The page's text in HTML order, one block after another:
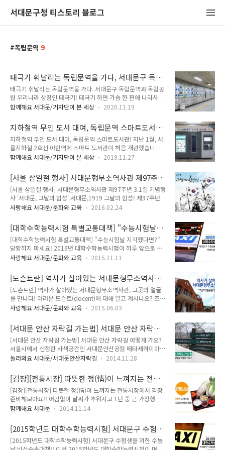
서대문구청 티스토리 블로그
독립문역 9
태극기 휘날리는 독립문역을 가다, 서대문구 독립
문역과 독립공원
태극기 휘날리는 독립문역을 가다. 서대문구 독립문역과 독립공
원 우리나라 상징인 태극기! 태극기 하면 가슴 한 편에 나라사랑
의 마음이 느껴져요. 나라에 기쁜 날이나 슬픈 날에 태극기를 게
수 있도록 해 놓은 지하철 3호선 독립문역이 있는데요. 독립문역
옆에 독립공원과 서대문 형무소 역사관이 있기 때문에 다른 지하
철역과 다르게 테마 있는 역으로 꾸며 놓았어요. ▲ 3호선 독립
문 역사 내 지난번 이곳을 다녀왔는데요. 독립문 역사 내 벽면에
태극기를 주제로 하여 태극기의 네 가지 색 푸른빛, 빨간빛, 흰
민족의 독립정신을 바탕으로 함양된 국민적 윤리감과 국가관을
통일의 의지로 표현하여 정거장의..
함께해요 서대문/기자단이 본 세상 2020.11.19
지하철역 무인 도서 대여, 독립문역 스마트도서
관!
지하철역 무인 도서 대여, 독립문역 스마트도서관! 지난 1월, 서
울지하철 2호선 아현역에 스마트 도서관이 처음 개관했습니다.
이후 3호선 홍제역에도 스마트 도서관이 추가로 개관했고, 최근
트 도서관'은 바쁜 현대인들이 지하철에서 쉽게 책을 빌리고 반
납할 수 있도록 무인으로 운영되는 도서관입니다.직접 책을 고르
고 미리 발급받은 회원증을 통해 도서를 빌리거나 반납을 할 수
있는데요. 무엇보다도 지하철 역사 내에 위치해 있어서 지하철이
운행하는 시간동안 자유롭게 책을 빌리고 반납할 수 있다는 점이
너무 좋겠죠?! :) 스마트 도서관은 도서를 구비해 놓고 직접 빌릴
책을 고를 수 있습니다. 인..
함께해요 서대문/기자단이 본 세상 2019.11.27
[서울 삼일절 행사] 서대문형무소역사관 제97주
년 3.1절 기념행사 '서대문, 1919 그날의 함성'
[서울 삼일절 행사] 서대문형무소역사관 제97주년 3.1절 기념행
사 '서대문, 그날의 함성' 서대문,1919 그날의 함성! 제97주년
3.1절을 맞이하여 우리나라 독립운동의 대표적인 현장인 서대문
으로 평화운동을 전개했던 선조들의 정신을 이어받아 그날의 아
픔과 감동을 생생하게 전달하는 3.1독립만세운동 거리행진과 대
동놀이가 펼쳐진답니다. 3월1일은 많은 분들과 함께 할 수 있도
록 서대문형무소역사관을 무료로 개방해요. 함께 해주실꺼죠? ::
서대문형무소역사관 제97주년 3.1절 기념행사 행 사 명 : 서대
장 소 : 서대문형무소역사관 주 최 : 서대문구도시관리공단 ..
사랑해요 서대문/문화와 교육 2016.02.24
[대학수학능력시험 특별교통대책] "수능시험날
지각했다면?" 당황하지 마세요!
[대학수학능력시험 특별교통대책] "수능시험날 지각했다면?"
당황하지 마세요! 2016년 대학수학능력시험이 하루 앞으로 다
가왔어요. 많이 떨리고 긴장되시죠. 수험생 여러분 편의를 돕기
을)버스를 집중 배치하고 관내 택시업체의 수험생 무료비상 수
송차량 지원하게 되었답니다. 서대문구 2016년 대학수학능력시
험 수험생 수송지원에 대해 TONG지기와 알아봐요! 수험생 무
료 비상수송차량○ 관내 운수업체 무료 비상수송차량 제공 - 배
치장소 : 아현역, 신촌역, 홍제역, 독립문역, 서대문역, 가좌역 등
참여업체 현황 연번 운수업체명 지원대수 배치장소 연락처 비고
1 스카이택시(주) ..
사랑해요 서대문/문화와 교육 2015.11.11
[도슨트란] 역사가 살아있는 서대문형무소역사관,
그곳의 얼굴을 만나다!
[도슨트란] 역사가 살아있는 서대문형무소역사관, 그곳의 얼굴
을 만나다! 여러분 도슨트(docent)에 대해 알고 계시나요? 조금
생소하시죠! 가르치다라는 뜻의 라틴어에서 유래된 docere에서
해를 도와주는 역할을 해주시죠~ 서대문에 자리잡고 있는 서대
문형무소역사관, 이곳에도 도슨트분들이 많은 역할을 해주시는
데요. 애국지사들이 투옥되었던 역사의 현장에서 관람객에게 서
대문형무소의 역사와 의미에 대해 전문적인 해설서비스를 제공
해 주고 계십니다. 호국보훈의 달을 맞아 도슨트 여러분을 지기
문형무소는 근현대사의 현장이 그대로 남아있는 곳이에요. 그래
서 학생들에게 체험효과가 큽니다. 체험학습..
사랑해요 서대문/문화와 교육 2015.06.03
[서대문 안산 자락길 가는법] 서대문 안산 자락길
어떻게 가요?
[서대문 안산 자락길 가는법] 서대문 안산 자락길 어떻게 가요?
서울시에서 선정한 사색공간인 서대문안산공원 메타세쿼이아
숲에서 한 해동안 지기가 열심히 달려온 자취를 보면서 정리의
문 안산 자락길을 가는법을 소개해드린 적이 없다는 것이죠!! 너
무나 예쁘고, 아름다운 서대문 안산 자락길인데 많은 분들에게
알려드리고자 되돌아오는 발걸음이 빨라졌답니다^^ 그래서 준
비한 안산자락길 가는법! 함께 걸으실래요?? ★ 서대문 안산 자
락길 지도 ★ 서대문 안산 자락길 교통편 ⊙ 진입로 하나 : 지하
서대문구청서대문보건소 버스정류장(13-156) 일반 567 간선
110A, 153 지선 7017..
놀러와요 서대문/서대문안산자락길 2014.11.28
[김장][전통시장] 따뜻한 정(情)이 느껴지는 전통
시장에서 김장준비해보아요!!
[김장][전통시장] 따뜻한 정(情)이 느껴지는 전통시장에서 김장
준비해보아요!! 어김없이 날씨가 추워지고 1년 중 큰 가정행사
김장철이 돌아왔습니다. 벌써 김장을 끝낸 가정도 있고 이제 김
4인기준 기준으로 김장재료 구입비용을 조사하여 발표하였습니
다. 올해 서울시 김장 비용은 4인기준으로 유통업체는 평균
210,390원 전통시장은 176,950원으로 나타났습니다. 이는 전
함께해요 서대문 2014.11.14
[2015학년도 대학수학능력시험] 서대문구 수험생
을 위한 수능날 비상수송대책!!
[2015학년도 대학수학능력시험] 서대문구 수험생을 위한 수능